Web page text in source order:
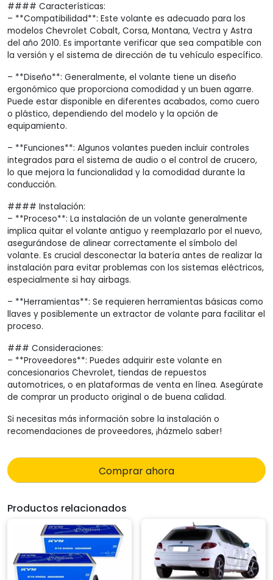
#### Características:
– **Compatibilidad**: Este volante es adecuado para los
modelos Chevrolet Cobalt, Corsa, Montana, Vectra y Astra
del año 2010. Es importante verificar que sea compatible con
la versión y el sistema de dirección de tu vehículo específico.
– **Diseño**: Generalmente, el volante tiene un diseño
ergonómico que proporciona comodidad y un buen agarre.
Puede estar disponible en diferentes acabados, como cuero
o plástico, dependiendo del modelo y la opción de
equipamiento.
– **Funciones**: Algunos volantes pueden incluir controles
integrados para el sistema de audio o el control de crucero,
lo que mejora la funcionalidad y la comodidad durante la
conducción.
#### Instalación:
– **Proceso**: La instalación de un volante generalmente
implica quitar el volante antiguo y reemplazarlo por el nuevo,
asegurándose de alinear correctamente el símbolo del
volante. Es crucial desconectar la batería antes de realizar la
instalación para evitar problemas con los sistemas eléctricos,
especialmente si hay airbags.
– **Herramientas**: Se requieren herramientas básicas como
llaves y posiblemente un extractor de volante para facilitar el
proceso.
### Consideraciones:
– **Proveedores**: Puedes adquirir este volante en
concesionarios Chevrolet, tiendas de repuestos
automotrices, o en plataformas de venta en línea. Asegúrate
de comprar un producto original o de buena calidad.
Si necesitas más información sobre la instalación o
recomendaciones de proveedores, ¡házmelo saber!
Comprar ahora
Productos relacionados